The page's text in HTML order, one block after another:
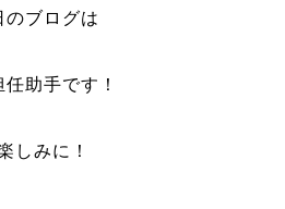
のブログは
任助手です！
しみに！